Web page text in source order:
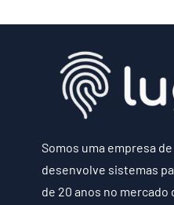
Somos uma empresa
desenvolve sistemas
de 20 anos no